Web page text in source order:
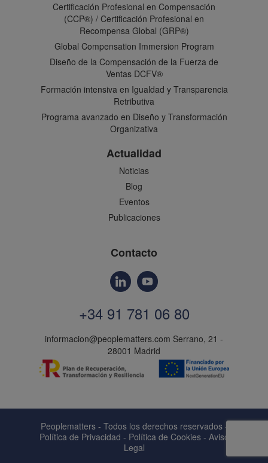
Certificación Profesional en Compensación
(CCP®) / Certificación Profesional en
Recompensa Global (GRP®)
Global Compensation Immersion Program
Diseño de la Compensación de la Fuerza de
Ventas DCFV®
Formación intensiva en Igualdad y Transparencia
Retributiva
Programa avanzado en Diseño y Transformación
Organizativa
Actualidad
Noticias
Blog
Eventos
Publicaciones
Contacto
+34 91 781 06 80
informacion@peoplematters.com Serrano, 21 -
28001 Madrid
Peoplematters - Todos los derechos reservados -
Política de Privacidad - Política de Cookies- Aviso
Legal